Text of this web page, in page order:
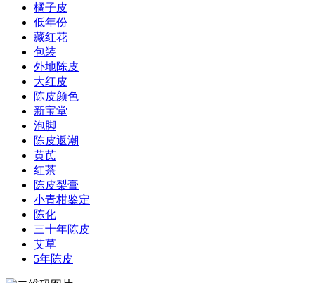
橘子皮
低年份
藏红花
包装
外地陈皮
大红皮
陈皮颜色
新宝堂
泡脚
陈皮返潮
黄芪
红茶
陈皮梨膏
小青柑鉴定
陈化
三十年陈皮
艾草
5年陈皮